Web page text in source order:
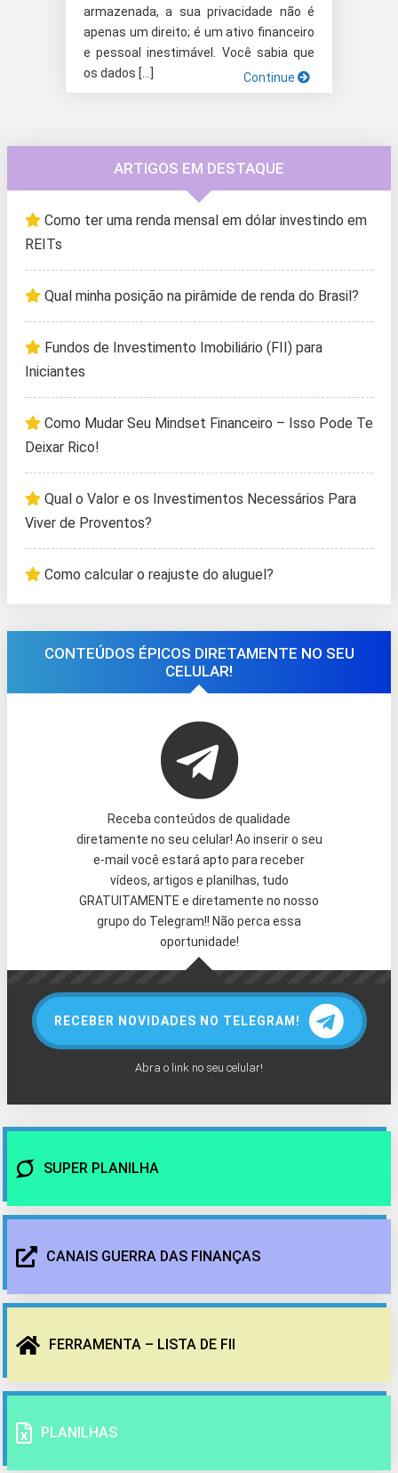
armazenada, a sua privacidade não é
apenas um direito; é um ativo financeiro
e pessoal inestimável. Você sabia que
os dados […]
Continue
ARTIGOS EM DESTAQUE
Como ter uma renda mensal em dólar investindo em
REITs
Qual minha posição na pirâmide de renda do Brasil?
Fundos de Investimento Imobiliário (FII) para
Iniciantes
Como Mudar Seu Mindset Financeiro – Isso Pode Te
Deixar Rico!
Qual o Valor e os Investimentos Necessários Para
Viver de Proventos?
Como calcular o reajuste do aluguel?
CONTEÚDOS ÉPICOS DIRETAMENTE NO SEU
CELULAR!
Receba conteúdos de qualidade
diretamente no seu celular! Ao inserir o seu
e-mail você estará apto para receber
vídeos, artigos e planilhas, tudo
GRATUITAMENTE e diretamente no nosso
grupo do Telegram!! Não perca essa
oportunidade!
RECEBER NOVIDADES NO TELEGRAM!
Abra o link no seu celular!
SUPER PLANILHA
CANAIS GUERRA DAS FINANÇAS
FERRAMENTA – LISTA DE FII
PLANILHAS